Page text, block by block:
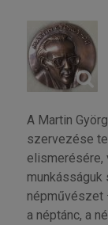
A Martin
szervezése
elismerésére,
munkásságuk
népművészet
a néptánc, a